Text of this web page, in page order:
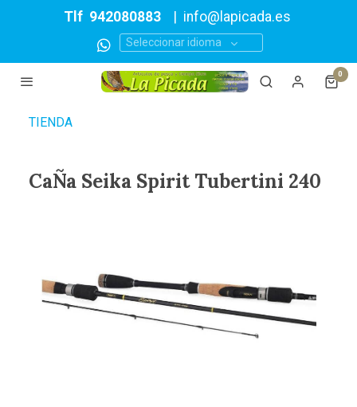
Tlf 942080883 info@lapicada.es
Seleccionar idioma
0
TIENDA
CaÑa Seika Spirit Tubertini 240